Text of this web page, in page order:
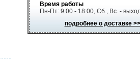
Время работы
Пн-Пт: 9:00 - 18:00, Сб., Вс. -
подробнее о доставке >>